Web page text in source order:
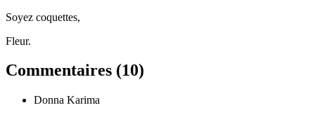
Soyez coquettes,
Fleur.
Commentaires (10)
Donna Karima